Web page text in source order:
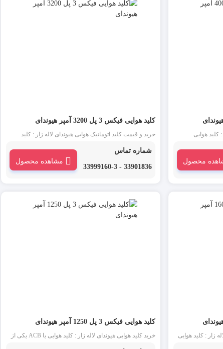
کلید هوایی
می شود.
محصول
کلید هوایی فیکس 3 پل 3200 آمپر هیوندای
خرید و قیمت کلید اتوماتیک هوایی هیوندای لاله زار : کلید
های بالا و در ورودی تابلو برق فشار ضعیف استفاده می شود.
شماره تماس
33901836 - 33999160-3
مشاهده محصول
زار : کلید هوایی
کلید هوایی فیکس 3 پل 1250 آمپر هیوندای
خرید کلید هوایی هیوندای لاله زار : کلید هوایی یا ACB یکی از